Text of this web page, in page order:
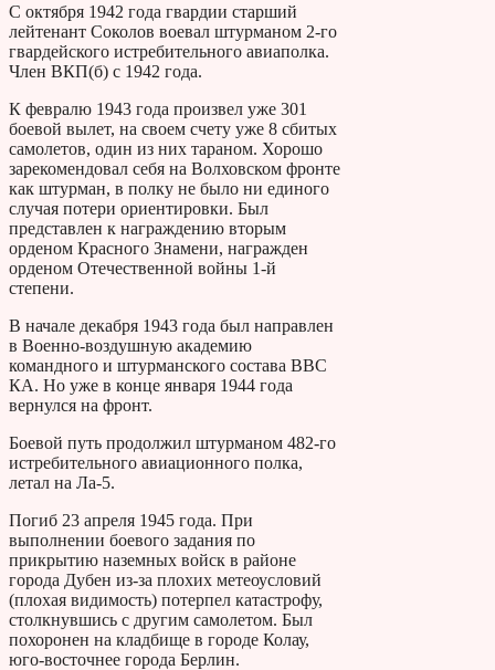
С октября 1942 года гвардии старший
лейтенант Соколов воевал штурманом 2-го
гвардейского истребительного авиаполка.
Член ВКП(б) с 1942 года.
К февралю 1943 года произвел уже 301
боевой вылет, на своем счету уже 8 сбитых
самолетов, один из них тараном. Хорошо
зарекомендовал себя на Волховском фронте
как штурман, в полку не было ни единого
случая потери ориентировки. Был
представлен к награждению вторым
орденом Красного Знамени, награжден
орденом Отечественной войны 1-й
степени.
В начале декабря 1943 года был направлен
в Военно-воздушную академию
командного и штурманского состава ВВС
КА. Но уже в конце января 1944 года
вернулся на фронт.
Боевой путь продолжил штурманом 482-го
истребительного авиационного полка,
летал на Ла-5.
Погиб 23 апреля 1945 года. При
выполнении боевого задания по
прикрытию наземных войск в районе
города Дубен из-за плохих метеоусловий
(плохая видимость) потерпел катастрофу,
столкнувшись с другим самолетом. Был
похоронен на кладбище в городе Колау,
юго-восточнее города Берлин.